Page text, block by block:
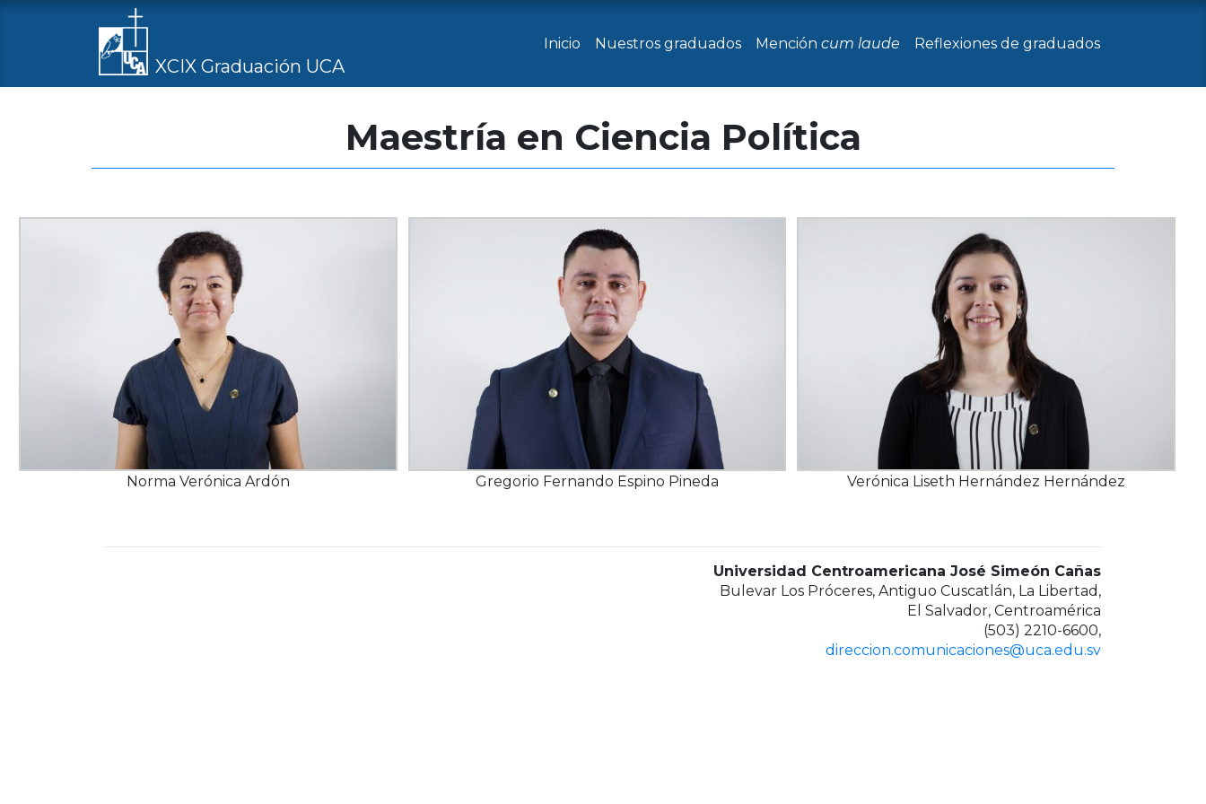
XCIX Graduación UCA
Inicio Nuestros graduados Mención cum laude Reflexiones de graduados
Maestría en Ciencia Política
Norma Verónica Ardón Gregorio Fernando Espino Pineda Verónica Liseth Hernández Hernández
Universidad Centroamericana José Simeón Cañas
Bulevar Los Próceres, Antiguo Cuscatlán, La Libertad,
El Salvador, Centroamérica
(503) 2210-6600,
direccion.comunicaciones@uca.edu.sv